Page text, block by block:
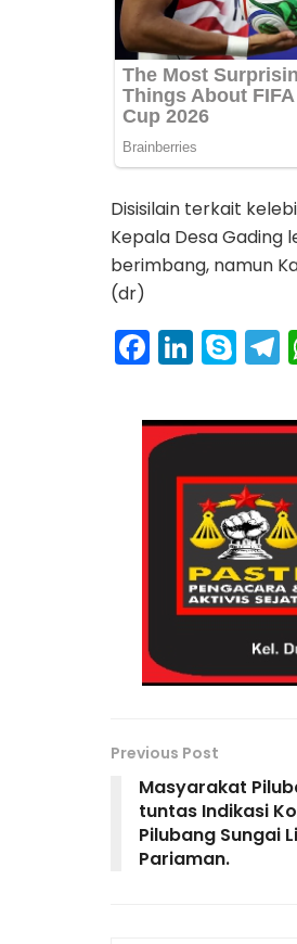
Disisilain terkait
Kepala Desa
berimbang, namun
(dr)
F
c
e
Li
k
e
dI
n
S
y
p
e
T
m
Previous Post
Masyarakat
tuntas Indikasi
Pilubang Sungai
Pariaman.